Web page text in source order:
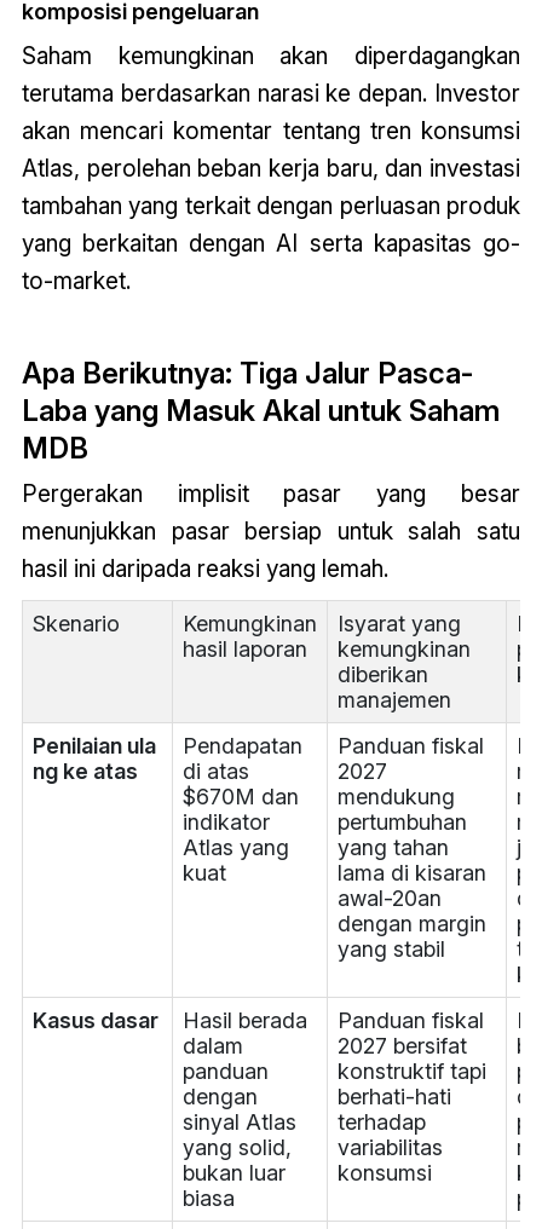
komposisi pengeluaran
Saham kemungkinan akan diperdagangkan
terutama berdasarkan narasi ke depan. Investor
akan mencari komentar tentang tren konsumsi
Atlas, perolehan beban kerja baru, dan investasi
tambahan yang terkait dengan perluasan produk
yang berkaitan dengan AI serta kapasitas go-
to-market.
Apa Berikutnya: Tiga Jalur Pasca-
Laba yang Masuk Akal untuk Saham
MDB
Pergerakan implisit pasar yang besar
menunjukkan pasar bersiap untuk salah satu
hasil ini daripada reaksi yang lemah.
Skenario
Kemungkinan
hasil laporan
Isyarat yang
kemungkinan
diberikan
manajemen
Penilaian ula
ng ke atas
Pendapatan
di atas
$670M dan
indikator
Atlas yang
kuat
Panduan fiskal
2027
mendukung
pertumbuhan
yang tahan
lama di kisaran
awal-20an
dengan margin
yang stabil
Kasus dasar
Hasil berada
dalam
panduan
dengan
sinyal Atlas
yang solid,
bukan luar
biasa
Panduan fiskal
2027 bersifat
konstruktif tapi
berhati-hati
terhadap
variabilitas
konsumsi